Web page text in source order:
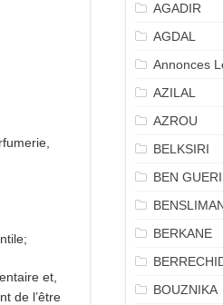
et,
de l’être
AGADIR
AGDAL
Annonces
AZILAL
AZROU
BELKSIRI
BEN
BERKANE
BOUZNIKA